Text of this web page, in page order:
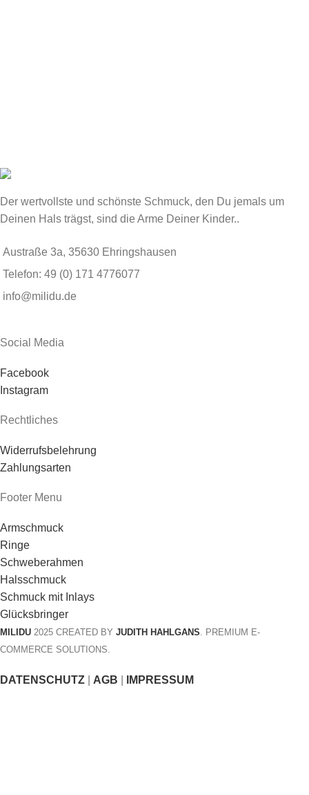
Der wertvollste und schönste Schmuck, den Du jemals um
Deinen Hals trägst, sind die Arme Deiner Kinder..
Austraße 3a, 35630 Ehringshausen
Telefon: 49 (0) 171 4776077
info@milidu.de
Social Media
Facebook
Instagram
Rechtliches
Widerrufsbelehrung
Zahlungsarten
Footer Menu
Armschmuck
Ringe
Schweberahmen
Halsschmuck
Schmuck mit Inlays
Glücksbringer
MILIDU 2025 CREATED BY JUDITH HAHLGANS . PREMIUM E-
COMMERCE SOLUTIONS.
DATENSCHUTZ AGB IMPRESSUM